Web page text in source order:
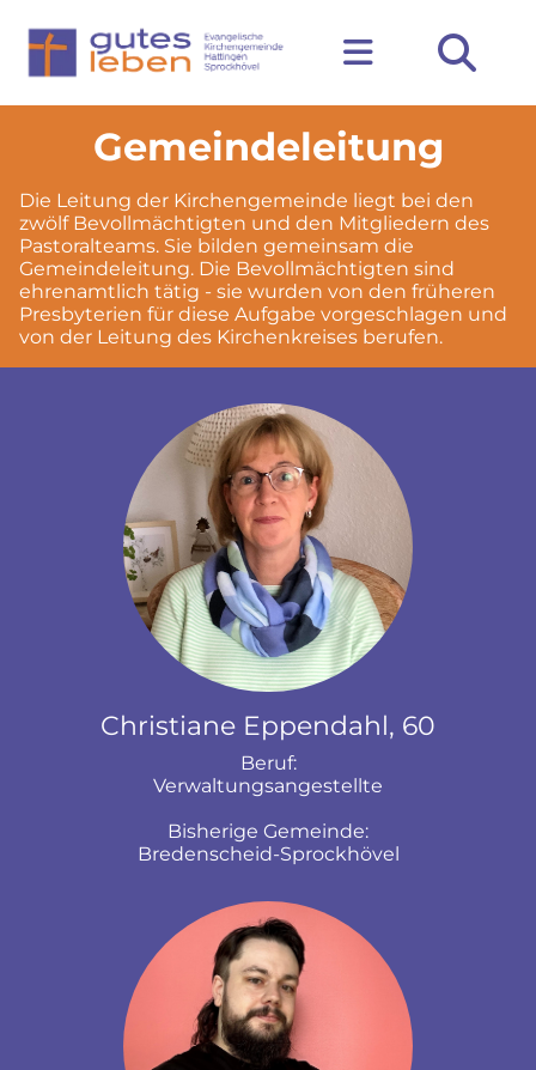
Gemeindeleitung
Die Leitung der Kirchengemeinde liegt bei den
zwölf Bevollmächtigten und den Mitgliedern des
Pastoralteams. Sie bilden gemeinsam die
Gemeindeleitung. Die Bevollmächtigten sind
ehrenamtlich tätig - sie wurden von den früheren
Presbyterien für diese Aufgabe vorgeschlagen und
von der Leitung des Kirchenkreises berufen.
Christiane Eppendahl, 60
Beruf:
Verwaltungsangestellte
Bisherige Gemeinde:
Bredenscheid-Sprockhövel